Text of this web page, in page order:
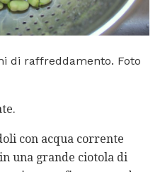
di raffreddamento. Foto
con acqua corrente
una grande ciotola di